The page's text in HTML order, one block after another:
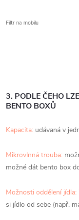
Filtr na mobilu
3. PODLE ČEHO
BENTO BOXŮ
Kapacita: udávaná v
Mikrovlnná trouba:
možné dát bento box
Možnosti oddělení jídla:
si jídlo od sebe (např.